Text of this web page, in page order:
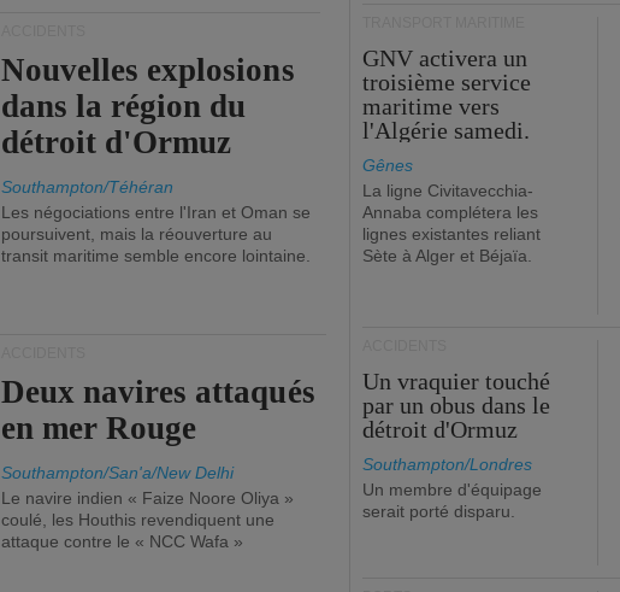
Nouvelles explosions
dans la région du
détroit d'Ormuz
Southampton/Téhéran
Les négociations entre l'Iran et Oman se
poursuivent, mais la réouverture au
transit maritime semble encore lointaine.
Deux navires attaqués
en mer Rouge
Southampton/San'a/New Delhi
Le navire indien « Faize Noore Oliya »
coulé, les Houthis revendiquent une
attaque contre le « NCC Wafa »
GNV activera un
troisième service
maritime vers
l'Algérie samedi.
Gênes
La ligne Civitavecchia-
Annaba complétera les
lignes existantes reliant
Sète à Alger et Béjaïa.
Un vraquier touché
par un obus dans le
détroit d'Ormuz
Southampton/Londres
Un membre d'équipage
serait porté disparu.